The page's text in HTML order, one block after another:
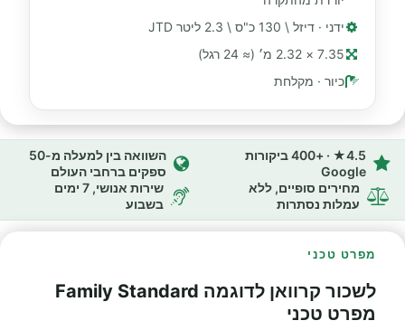
ידני · דיזל \ 130 כ"ס \ 2.3 ליטר JTD
7.35 × 2.32 מ׳ (≈ 24 רגל)
כיור · מקלחת
4.5★ · +400 ביקורות
Google
השוואה בין למעלה מ-50
ספקים ברחבי העולם
מחירים סופיים, ללא
עמלות נסתרות
שירות אנושי, 7 ימים
בשבוע
מפרט טכני
לשכור קרוואן לדוגמה Family Standard
מפרט טכני